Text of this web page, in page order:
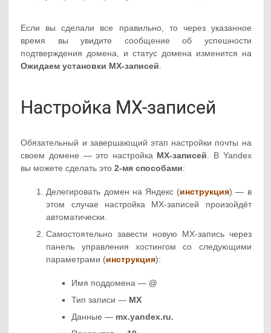
Если вы сделали все правильно, то через указанное
время вы увидите сообщение об успешности
подтверждения домена, и статус домена изменится на
Ожидаем установки MX-записей.
Настройка MX-записей
Обязательный и завершающий этап настройки почты на
своем домене — это настройка MX-записей. В Yandex
вы можете сделать это2-мя способами:
Делегировать домен на Яндекс (инструкция) — в
этом случае настройка MX-записей произойдёт
автоматически.
Самостоятельно завести новую MX-запись через
панель управления хостингом со следующими
параметрами (инструкция):
Имя поддомена —@
Тип записи — MX
Данные — mx.yandex.ru.